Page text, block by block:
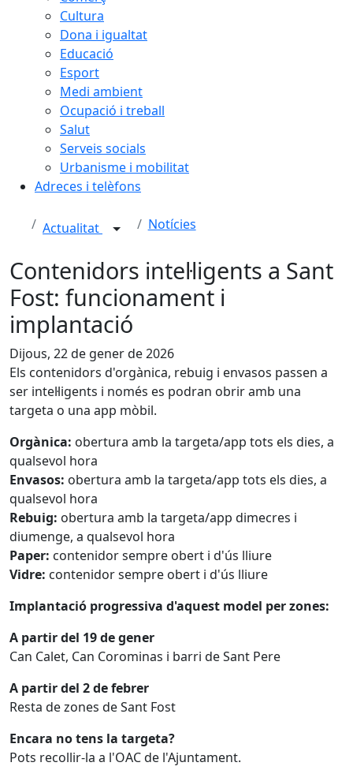
Cultura
Dona i igualtat
Educació
Esport
Medi ambient
Ocupació i treball
Salut
Serveis socials
Urbanisme i mobilitat
Adreces i telèfons
Actualitat Notícies
Contenidors intel·ligents a Sant
Fost: funcionament i
implantació
Dijous, 22 de gener de 2026
Els contenidors d'orgànica, rebuig i envasos passen a
ser intel·ligents i només es podran obrir amb una
targeta o una app mòbil.
Orgànica: obertura amb la targeta/app tots els dies, a
qualsevol hora
Envasos: obertura amb la targeta/app tots els dies, a
qualsevol hora
Rebuig: obertura amb la targeta/app dimecres i
diumenge, a qualsevol hora
Paper: contenidor sempre obert i d'ús lliure
Vidre: contenidor sempre obert i d'ús lliure
Implantació progressiva d'aquest model per zones:
A partir del 19 de gener
Can Calet, Can Corominas i barri de Sant Pere
A partir del 2 de febrer
Resta de zones de Sant Fost
Encara no tens la targeta?
Pots recollir-la a l'OAC de l'Ajuntament.